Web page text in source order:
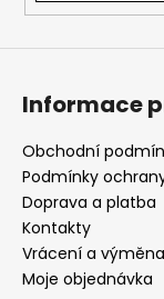
Informace
Obchodní
Podmínky
Doprava a platba
Kontakty
Vrácení a výměna
Moje objednávka